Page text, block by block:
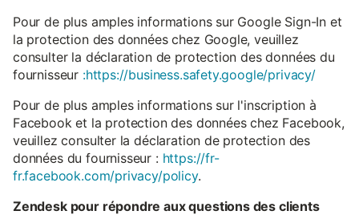
Pour de plus amples informations sur Google Sign-In et
la protection des données chez Google, veuillez
consulter la déclaration de protection des données du
fournisseur :https://business.safety.google/privacy/
Pour de plus amples informations sur l'inscription à
Facebook et la protection des données chez Facebook,
veuillez consulter la déclaration de protection des
données du fournisseur : https://fr-
fr.facebook.com/privacy/policy.
Zendesk pour répondre aux questions des clients